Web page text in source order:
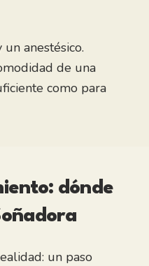
anestésico.
de una
como para
dónde
un paso